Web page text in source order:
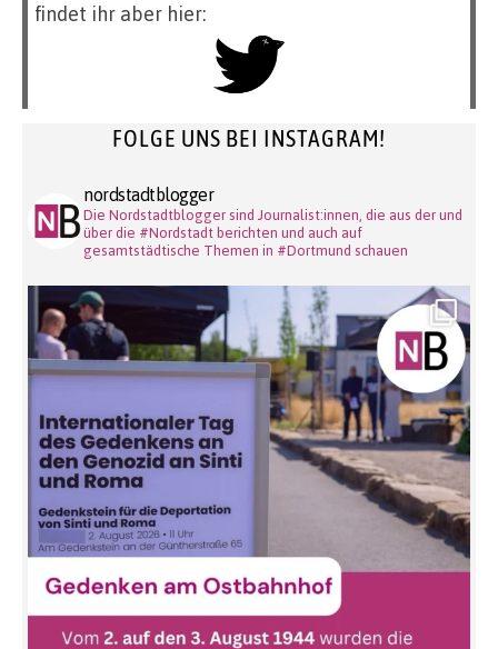
findet ihr aber hier:
FOLGE UNS BEI INSTAGRAM!
nordstadtblogger
Die Nordstadtblogger sind Journalist:innen, die aus der und
über die #Nordstadt berichten und auch auf
gesamtstädtische Themen in #Dortmund schauen